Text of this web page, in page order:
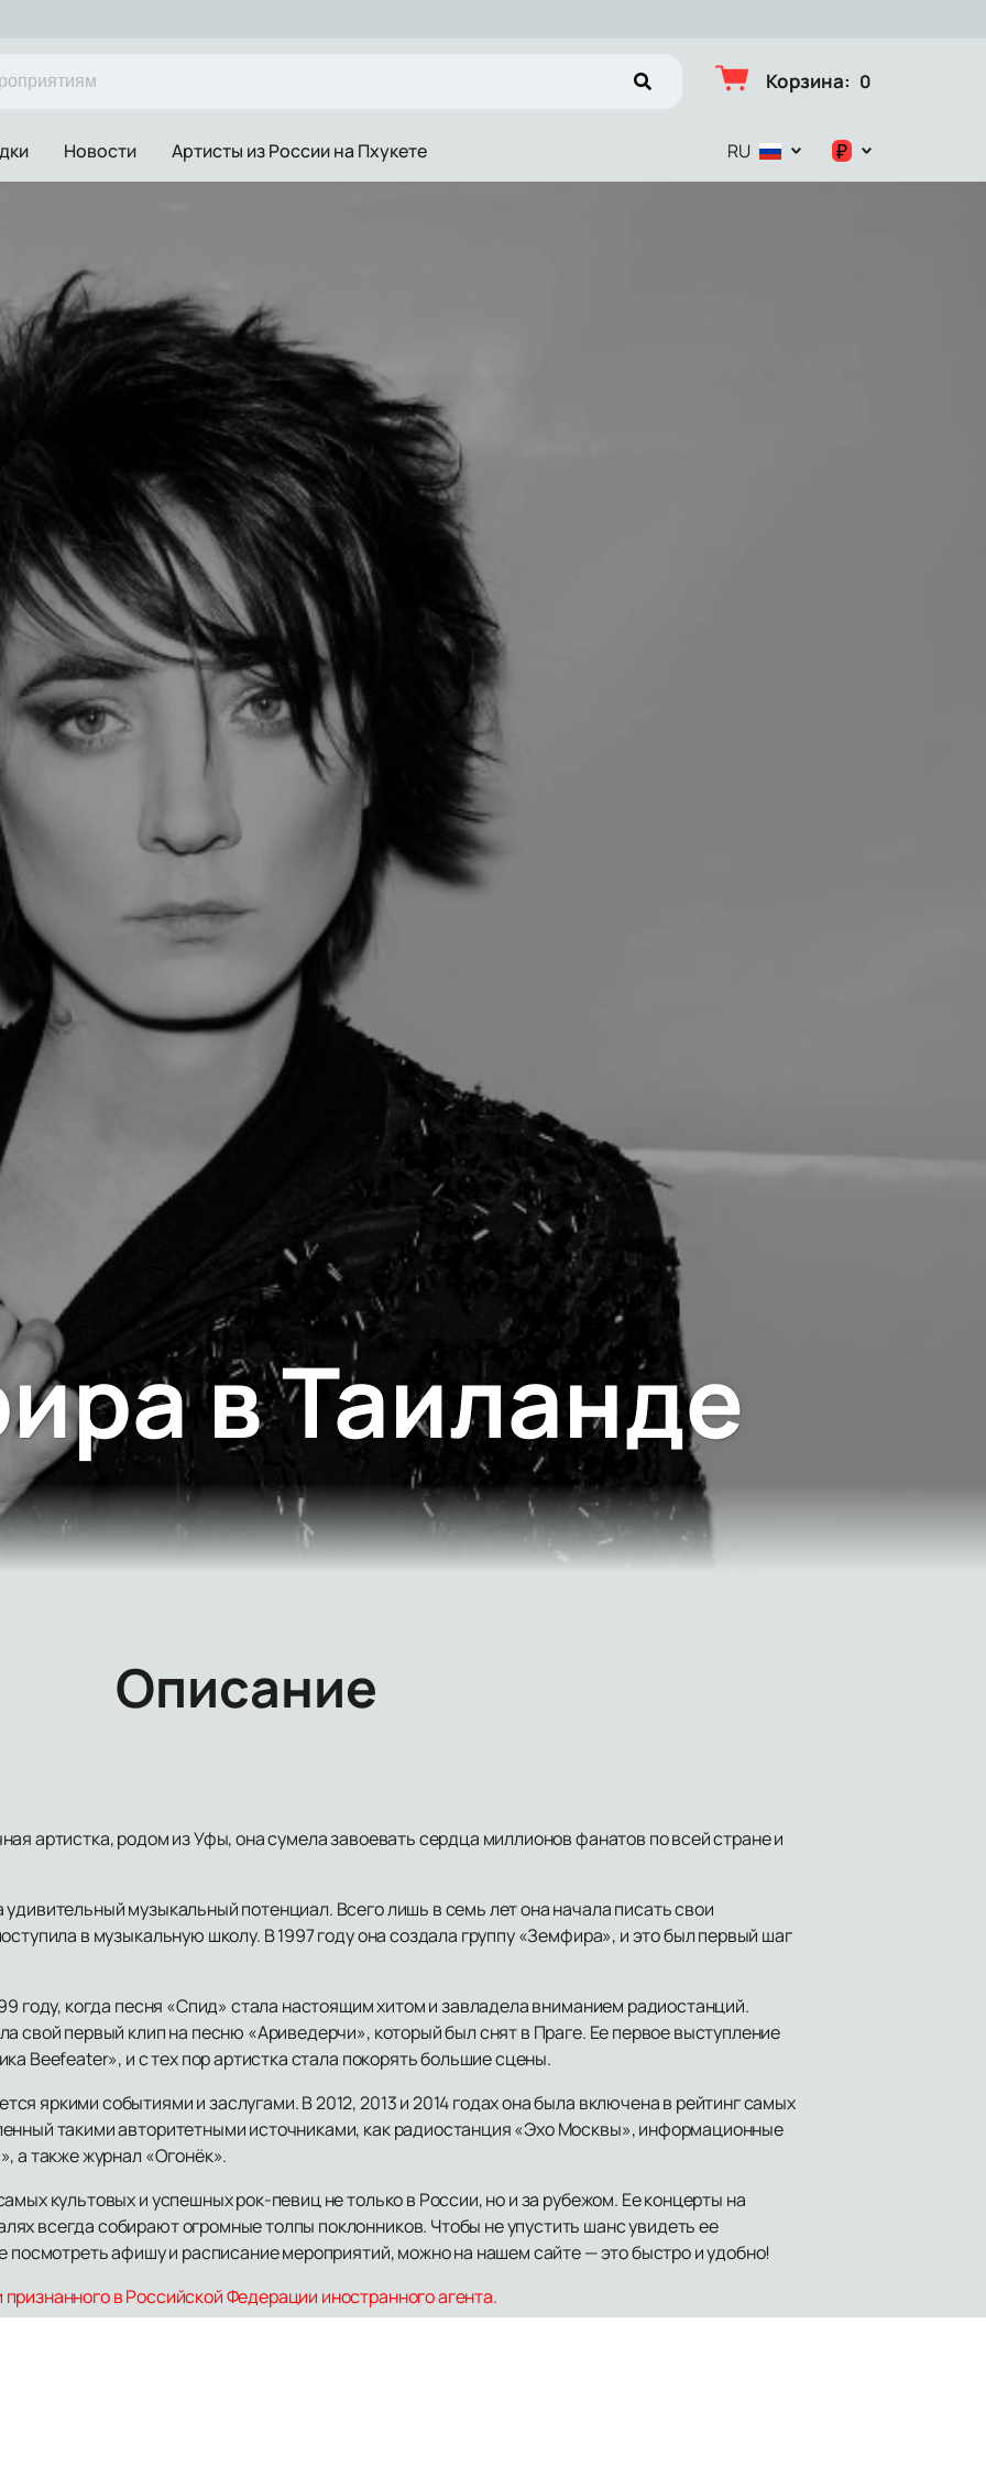
Корзина: 0
Новости Артисты из России на Пхукете RU ₽
в Таиланде
Описание
артистка, родом из Уфы, она сумела завоевать сердца миллионов фанатов по всей стране и
музыкальный потенциал. Всего лишь в семь лет она начала писать свои
в музыкальную школу. В 1997 году она создала группу «Земфира», и это был первый шаг
году, когда песня «Спид» стала настоящим хитом и завладела вниманием радиостанций.
свой первый клип на песню «Ариведерчи», который был снят в Праге. Ее первое выступление
Beefeater», и с тех пор артистка стала покорять большие сцены.
яркими событиями и заслугами. В 2012, 2013 и 2014 годах она была включена в рейтинг самых
такими авторитетными источниками, как радиостанция «Эхо Москвы», информационные
а также журнал «Огонёк».
культовых и успешных рок-певиц не только в России, но и за рубежом. Ее концерты на
всегда собирают огромные толпы поклонников. Чтобы не упустить шанс увидеть ее
посмотреть афишу и расписание мероприятий, можно на нашем сайте — это быстро и удобно!
в Российской Федерации иностранного агента.